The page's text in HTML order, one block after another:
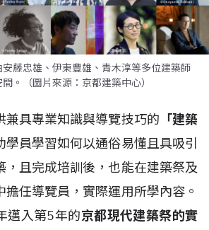
藤忠雄、伊東豐雄、青木淳等多位建築師
。（圖片來源：京都建築中心）
兼具專業知識與導覽技巧的 「建築
學員學習如何以通俗易懂且具吸引
，且完成培訓後，也能在建築祭及
擔任導覽員，實際運用所學內容。
邁入第5年的京都現代建築祭的實